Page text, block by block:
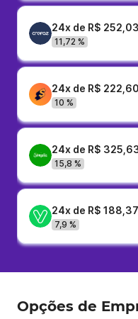
24x de R$ 252,03
11,72 %
24x de R$ 222,60
10 %
24x de R$
15,8 %
24x de R$ 188,37
7,9 %
Opções de